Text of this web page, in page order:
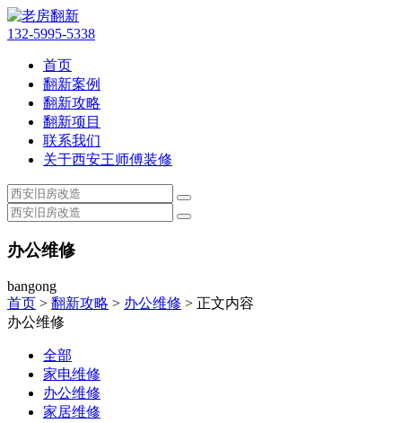
132-5995-5338
首页
翻新案例
翻新攻略
翻新项目
联系我们
关于西安王师傅装修
办公维修
bangong
首页 > 翻新攻略 > 办公维修 > 正文内容
办公维修
全部
家电维修
办公维修
家居维修